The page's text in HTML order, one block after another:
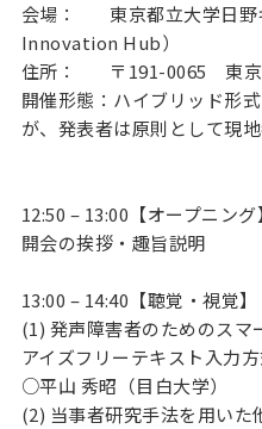
会場： 東京都立大学日野
Innovation Hub）
住所： 〒191-0065 東京
開催形態：ハイブリッド形
が、発表者は原則として現地
12:50 – 13:00【オープニング】
開会の挨拶・趣旨説明
13:00 – 14:40【聴覚・視覚】
(1) 発声障害者のためのスマ
アイズフリーテキスト入力
○平山 秀昭（目白大学）
(2) 当事者研究手法を用い